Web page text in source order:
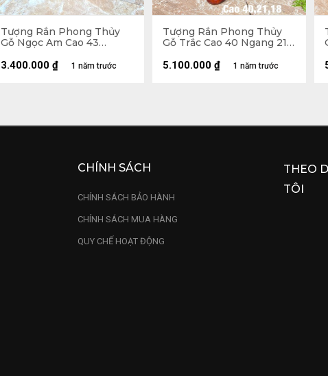
Tượng Rắn Phong Thủy
Gỗ Ngọc Am Cao 43
1 năm trước
3.400.000 ₫
Tượng Rắn Phong Thủy
Gỗ Trắc Cao 40 Ngang 21
1 năm trước
5.100.000 ₫
CHÍNH SÁCH
CHÍNH SÁCH BẢO HÀNH
CHÍNH SÁCH MUA HÀNG
QUY CHẾ HOẠT ĐỘNG
THEO
TÔI